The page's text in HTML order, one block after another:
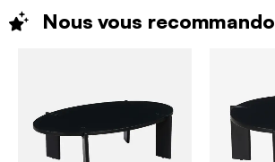
Nous vous